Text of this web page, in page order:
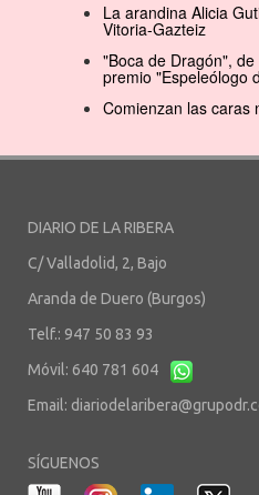
La arandina Alicia
Vitoria-Gazteiz
"Boca de Dragón",
premio "Espeleólogo
Comienzan las caras
DIARIO DE LA RIBERA
C/ Valladolid, 2, Bajo
Aranda de Duero (Burgos)
Telf.: 947 50 83 93
Móvil: 640 781 604
Email:
SÍGUENOS